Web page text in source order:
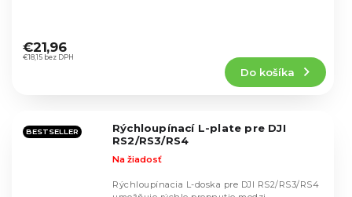
hodnotenie
produktu
hviezdičiek.
€18,15 bez DPH
€21,96
Do košíka
BESTSELLER
Rýchloupínací L-plate pre DJI
RS2/RS3/RS4
Na žiadosť
Rýchloupínacia L-doska pre DJI RS2/RS3/RS4